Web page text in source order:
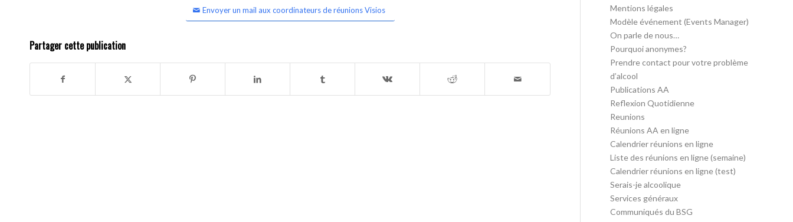
Envoyer un mail aux coordinateurs de réunions Visios
Partager cette publication
Mentions légales
Modèle événement (Events Manager)
On parle de nous…
Pourquoi anonymes?
Prendre contact pour votre problème
d’alcool
Publications AA
Reflexion Quotidienne
Reunions
Réunions AA en ligne
Calendrier réunions en ligne
Liste des réunions en ligne (semaine)
Calendrier réunions en ligne (test)
Serais-je alcoolique
Services généraux
Communiqués du BSG